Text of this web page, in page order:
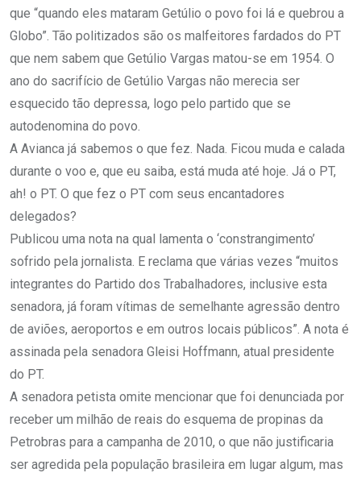
que “quando eles mataram Getúlio o povo foi lá e quebrou a
Globo”. Tão politizados são os malfeitores fardados do PT
que nem sabem que Getúlio Vargas matou-se em 1954. O
ano do sacrifício de Getúlio Vargas não merecia ser
esquecido tão depressa, logo pelo partido que se
autodenomina do povo.
A Avianca já sabemos o que fez. Nada. Ficou muda e calada
durante o voo e, que eu saiba, está muda até hoje. Já o PT,
ah! o PT. O que fez o PT com seus encantadores
delegados?
Publicou uma nota na qual lamenta o ‘constrangimento’
sofrido pela jornalista. E reclama que várias vezes “muitos
integrantes do Partido dos Trabalhadores, inclusive esta
senadora, já foram vítimas de semelhante agressão dentro
de aviões, aeroportos e em outros locais públicos”. A nota é
assinada pela senadora Gleisi Hoffmann, atual presidente
do PT.
A senadora petista omite mencionar que foi denunciada por
receber um milhão de reais do esquema de propinas da
Petrobras para a campanha de 2010, o que não justificaria
ser agredida pela população brasileira em lugar algum, mas